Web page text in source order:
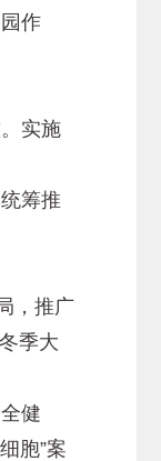
作
实施
筹推
，推广
季大
健
胞”案